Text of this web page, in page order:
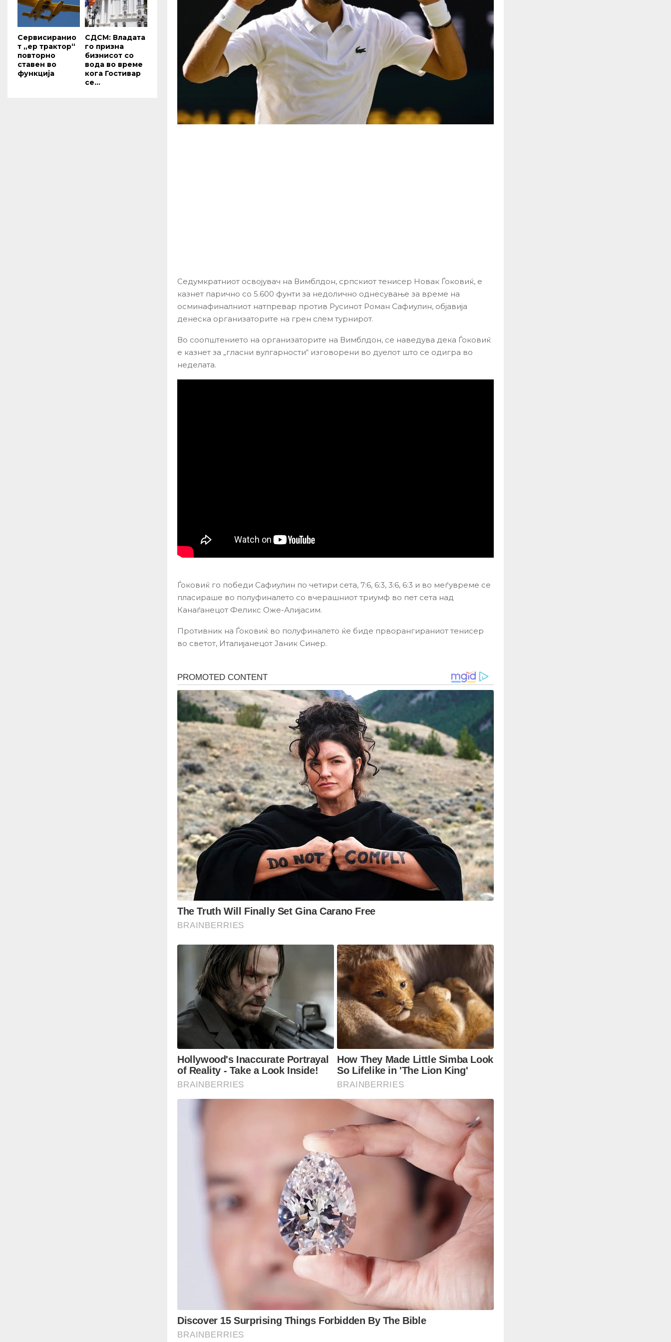
Седумкратниот освојувач на Вимблдон, српскиот тенисер Новак Ѓоковиќ, е
казнет парично со 5.600 фунти за недолично однесување за време на
осминафиналниот натпревар против Русинот Роман Сафиулин, објавија
денеска организаторите на грен слем турнирот.
Во соопштението на организаторите на Вимблдон, се наведува дека Ѓоковиќ
е казнет за „гласни вулгарности“ изговорени во дуелот што се одигра во
неделата.
Ѓоковиќ го победи Сафиулин по четири сета, 7:6, 6:3, 3:6, 6:3 и во меѓувреме се
пласираше во полуфиналето со вчерашниот триумф во пет сета над
Канаѓанецот Феликс Оже-Алијасим.
Противник на Ѓоковиќ во полуфиналето ќе биде прворангираниот тенисер
во светот, Италијанецот Јаник Синер.
Сервисиранио
т „ер трактор“
повторно
ставен во
функција
СДСМ: Владата
го призна
бизнисот со
вода во време
кога Гостивар
се...